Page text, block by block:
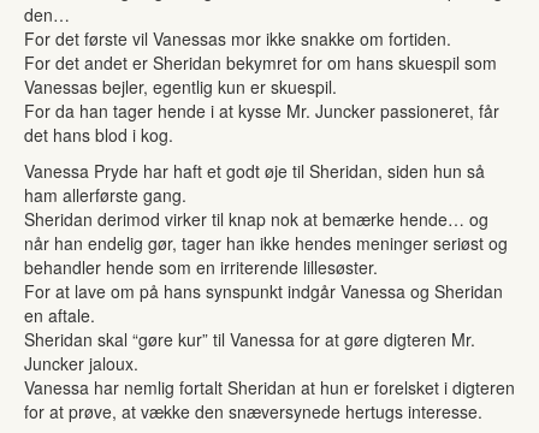
den…
For det første vil Vanessas mor ikke snakke om fortiden.
For det andet er Sheridan bekymret for om hans skuespil som
Vanessas bejler, egentlig kun er skuespil.
For da han tager hende i at kysse Mr. Juncker passioneret, får
det hans blod i kog.
Vanessa Pryde har haft et godt øje til Sheridan, siden hun så
ham allerførste gang.
Sheridan derimod virker til knap nok at bemærke hende… og
når han endelig gør, tager han ikke hendes meninger seriøst og
behandler hende som en irriterende lillesøster.
For at lave om på hans synspunkt indgår Vanessa og Sheridan
en aftale.
Sheridan skal “gøre kur” til Vanessa for at gøre digteren Mr.
Juncker jaloux.
Vanessa har nemlig fortalt Sheridan at hun er forelsket i digteren
for at prøve, at vække den snæversynede hertugs interesse.